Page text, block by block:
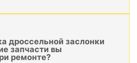
дроссельной заслонки
запчасти вы
ремонте?